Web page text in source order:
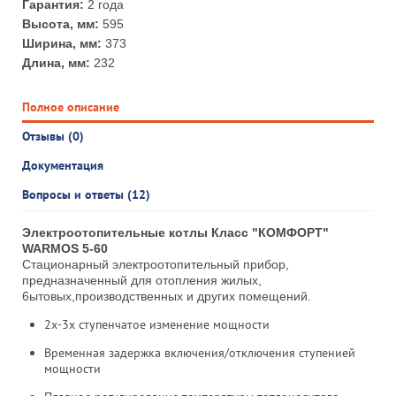
Гарантия: 2 года
Высота, мм: 595
Ширина, мм: 373
Длина, мм: 232
Полное описание
Отзывы (0)
Документация
Вопросы и ответы (12)
Электроотопительные котлы Класс "КОМФОРТ"
WARMOS 5-60
Стационарный электроотопительный прибор,
предназначенный для отопления жилых,
6ытовых,производственных и других помещений.
2х-3х ступенчатое изменение мощности
Временная задержка включения/отключения ступенией
мощности